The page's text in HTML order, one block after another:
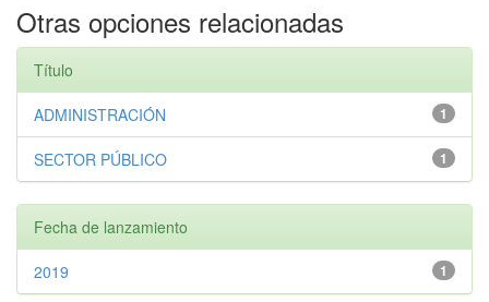
Otras opciones relacionadas
Título
1
ADMINISTRACIÓN
1
SECTOR PÚBLICO
Fecha de lanzamiento
1
2019